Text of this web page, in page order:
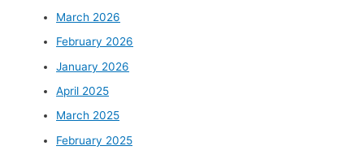
March 2026
February 2026
January 2026
April 2025
March 2025
February 2025